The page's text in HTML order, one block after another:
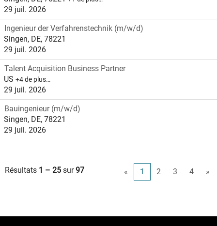
29 juil. 2026
Ingenieur der Verfahrenstechnik (m/w/d)
Singen, DE, 78221
29 juil. 2026
Talent Acquisition Business Partner
US +4 de plus…
29 juil. 2026
Bauingenieur (m/w/d)
Singen, DE, 78221
29 juil. 2026
Résultats 1 – 25 sur97 « 1 2 3 4 »